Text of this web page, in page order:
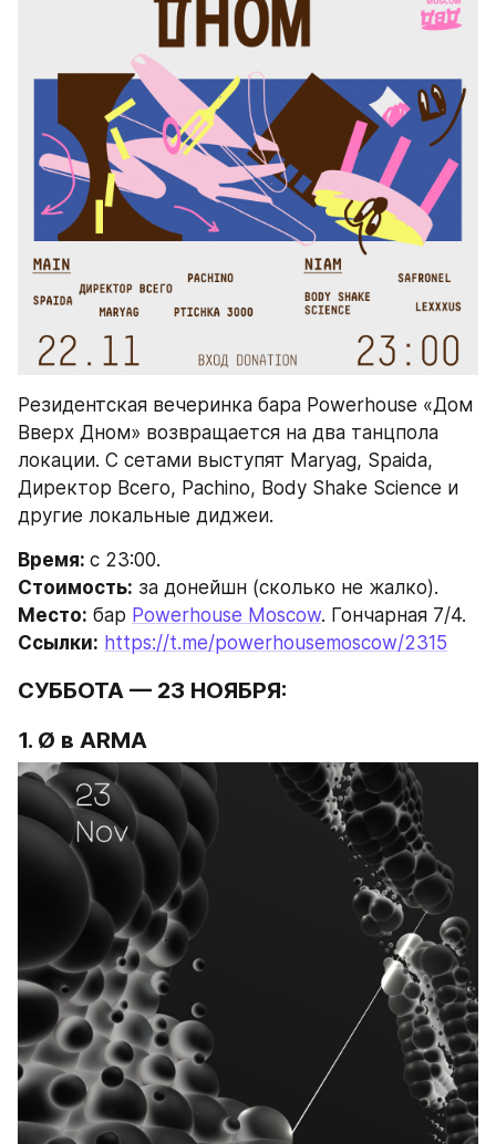
Резидентская вечеринка бара Powerhouse «Дом
Вверх Дном» возвращается на два танцпола
локации. С сетами выступят Maryag, Spaida,
Директор Всего, Pachino, Body Shake Science и
другие локальные диджеи.
Время: с 23:00.
Стоимость: за донейшн (сколько не жалко).
Место: бар Powerhouse Moscow. Гончарная 7/4.
Ссылки: https://t.me/powerhousemoscow/2315
СУББОТА — 23 НОЯБРЯ:
1. Ø в ARMA